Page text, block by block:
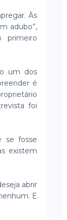
Às
adubo”,
primeiro
um dos
é
foi
se fosse
existem
abrir
E